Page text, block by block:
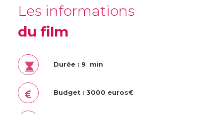
Les informations
du film
Durée : 9 min
Budget : 3000 euros€